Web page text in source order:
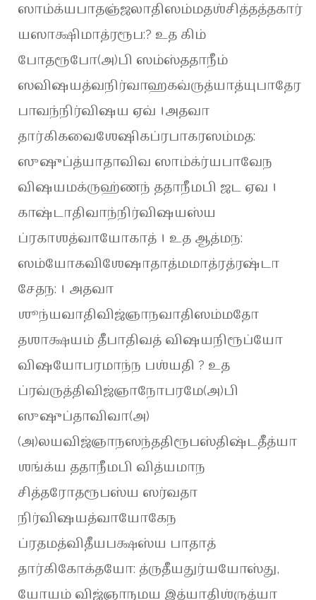
ஸாம்க்யபாதஞ்ஜலாதிஸம்மதஶ்சித்தத்தகார்
யஸாக்ஷிமாத்ரரூப:? உத கிம்
போதரூபோ(அ)பி ஸம்ஸ்ததாநீம்
ஸவிஷயத்வநிர்வாஹகவ்ருத்யாத்யுபாதேர
பாவந்நிர்விஷய ஏவ் ।அதவா
தார்கிகவைஶேஷிகப்ரபாகரஸம்மத:
ஸுஷுப்த்யாதாவிவ ஸாம்க்ர்யபாவேந
விஷயமக்ருஹ்ணந் ததாநீமபி ஜட ஏவ ।
காஷ்டாதிவாந்நிர்விஷயஸ்ய
ப்ரகாஶத்வாயோகாத் । உத ஆத்மந:
ஸம்யோகவிஶேஷாதாத்மமாத்ரத்ரஷ்டா
சேதந: । அதவா
ஶூந்யவாதிவிஜ்ஞாநவாதிஸம்மதோ
தஶாக்ஷயம் தீபாதிவத் விஷயநிரூப்யோ
விஷயோபரமாந்ந பஶ்யதி ? உத
ப்ரவ்ருத்திவிஜ்ஞாநோபரமே(அ)பி
ஸுஷுப்தாவிவா(அ)
(அ)லயவிஜ்ஞாநஸந்ததிரூபஸ்திஷ்டதீத்யா
ஶங்க்ய ததாநீமபி வித்யமாந
சித்தரோதரூபஸ்ய ஸர்வதா
நிர்விஷயத்வாயோகேந
ப்ரதமத்விதீயபக்ஷஸ்ய பாதாத்
தார்கிகோக்தயோ: த்ருதீயதுர்யயோஸ்து,
யோயம் விஜ்ஞாநமய இத்யாதிஶ்ருத்யா